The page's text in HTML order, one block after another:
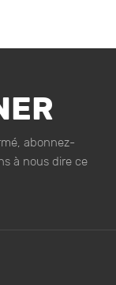
abonnez-
à nous dire ce